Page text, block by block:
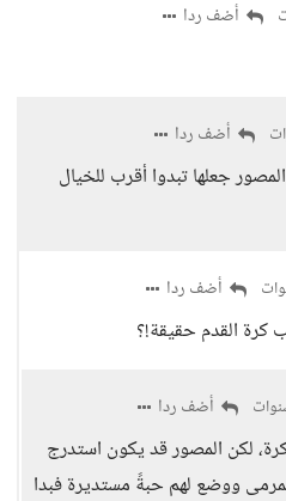
أضف ردا
أضف ردا
جعلها تبدوا أقرب للخيال
أضف ردا
كرة القدم حقيقة!؟
أضف ردا
لكن المصور قد يكون استدرج
ووضع لهم حبةً مستديرة فبدا